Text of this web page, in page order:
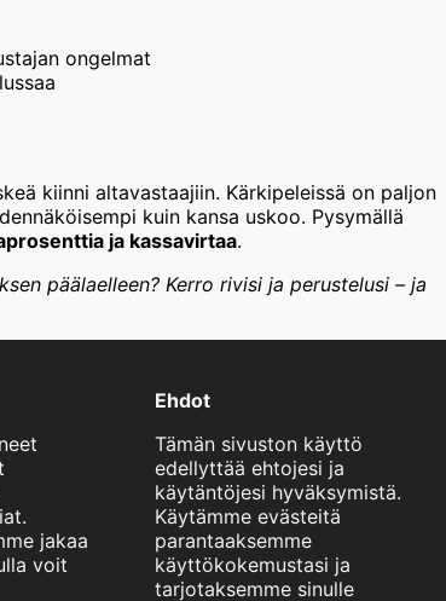
ongelmat
kiinni altavastaajiin. Kärkipeleissä on paljon
kuin kansa uskoo. Pysymällä
ja kassavirtaa.
päälaelleen? Kerro rivisi ja perustelusi – ja
jakaa
voit
Ehdot
Tämän sivuston käyttö
edellyttää ehtojesi ja
käytäntöjesi hyväksymistä.
Käytämme evästeitä
parantaaksemme
käyttökokemustasi ja
tarjotaksemme sinulle